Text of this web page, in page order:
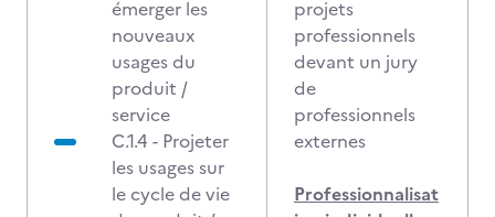
émerger les
nouveaux
usages du
produit /
service
C.1.4 - Projeter
les usages sur
le cycle de vie
projets
professionnels
devant un jury
de
professionnels
externes
Professionnalisat